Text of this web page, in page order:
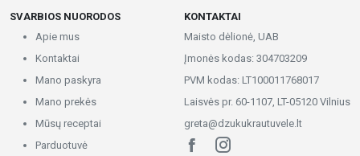
SVARBIOS NUORODOS
Apie mus
Kontaktai
Mano paskyra
Mano prekės
Mūsų receptai
Parduotuvė
KONTAKTAI
Maisto dėlionė, UAB
Įmonės kodas: 304703209
PVM kodas: LT100011768017
Laisvės pr. 60-1107, LT-05120 Vilnius
greta@dzukukrautuvele.lt